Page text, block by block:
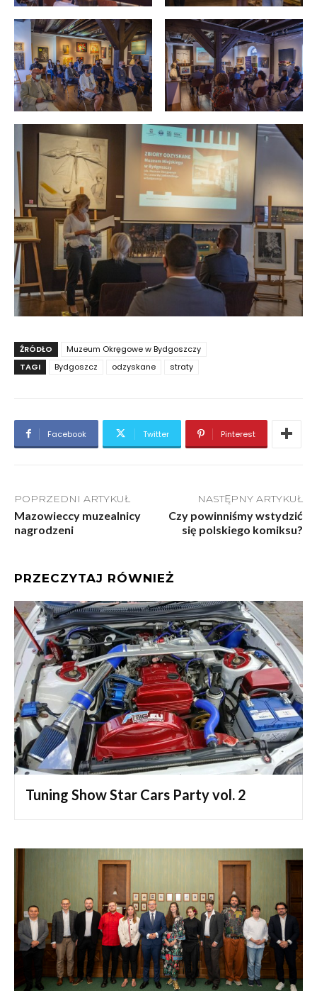
ŹRÓDŁO
Muzeum Okręgowe w Bydgoszczy
TAGI
Bydgoszcz odzyskane straty
Facebook Twitter Pinterest
POPRZEDNI ARTYKUŁ
Mazowieccy muzealnicy
nagrodzeni
NASTĘPNY ARTYKUŁ
Czy powinniśmy wstydzić
się polskiego komiksu?
PRZECZYTAJ RÓWNIEŻ
Tuning Show Star Cars Party vol. 2